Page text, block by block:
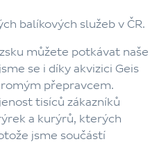
balíkových služeb v ČR.
můžete potkávat naše
se i díky akvizici Geis
přepravcem.
tisíců zákazníků
a kurýrů, kterých
jsme součástí